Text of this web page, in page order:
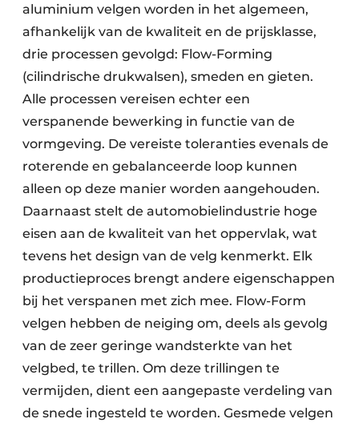
aluminium velgen worden in het algemeen,
afhankelijk van de kwaliteit en de prijsklasse,
drie processen gevolgd: Flow-Forming
(cilindrische drukwalsen), smeden en gieten.
Alle processen vereisen echter een
verspanende bewerking in functie van de
vormgeving. De vereiste toleranties evenals de
roterende en gebalanceerde loop kunnen
alleen op deze manier worden aangehouden.
Daarnaast stelt de automobielindustrie hoge
eisen aan de kwaliteit van het oppervlak, wat
tevens het design van de velg kenmerkt. Elk
productieproces brengt andere eigenschappen
bij het verspanen met zich mee. Flow-Form
velgen hebben de neiging om, deels als gevolg
van de zeer geringe wandsterkte van het
velgbed, te trillen. Om deze trillingen te
vermijden, dient een aangepaste verdeling van
de snede ingesteld te worden. Gesmede velgen